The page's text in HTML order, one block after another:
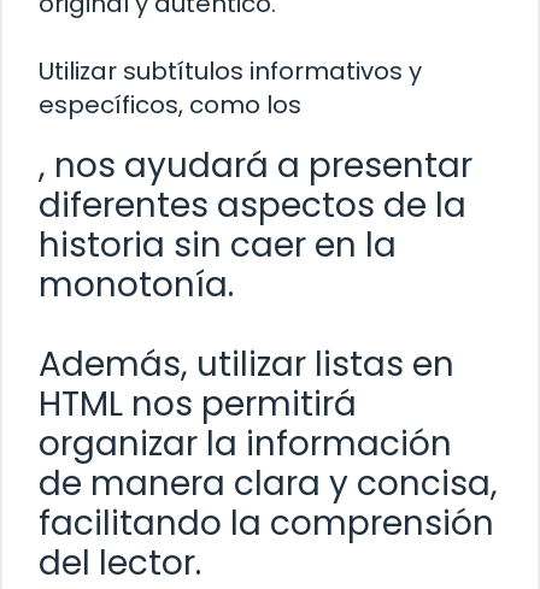
Utilizar subtítulos informativos y
específicos, como los
, nos ayudará a presentar
diferentes aspectos de la
historia sin caer en la
monotonía.
Además, utilizar listas en
HTML nos permitirá
organizar la información
de manera clara y concisa,
facilitando la comprensión
del lector.